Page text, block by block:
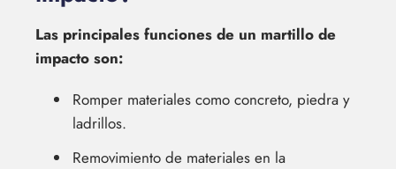
Las principales funciones de un martillo de
impacto son:
Romper materiales como concreto, piedra y
ladrillos.
Removimiento de materiales en la